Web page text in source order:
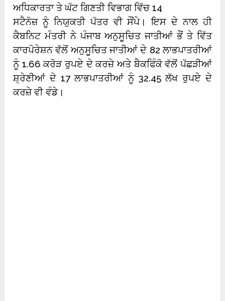
ਅਧਿਕਾਰਤਾ ਤੇ ਘੱਟ ਗਿਣਤੀ ਵਿਭਾਗ ਵਿੱਚ 14
ਸਟੈਨੋਜ਼ ਨੂੰ ਨਿਯੁਕਤੀ ਪੱਤਰ ਵੀ ਸੌਂਪੇ। ਇਸ ਦੇ ਨਾਲ ਹੀ
ਕੈਬਨਿਟ ਮੰਤਰੀ ਨੇ ਪੰਜਾਬ ਅਨੁਸੂਚਿਤ ਜਾਤੀਆਂ ਭੌਂ ਤੇ ਵਿੱਤ
ਕਾਰਪੋਰੇਸ਼ਨ ਵੱਲੋਂ ਅਨੁਸੂਚਿਤ ਜਾਤੀਆਂ ਦੇ 82 ਲਾਭਪਾਤਰੀਆਂ
ਨੂੰ 1.66 ਕਰੋੜ ਰੁਪਏ ਦੇ ਕਰਜ਼ੇ ਅਤੇ ਬੈਕਫਿੰਕੋ ਵੱਲੋਂ ਪੱਛੜੀਆਂ
ਸ਼੍ਰੇਣੀਆਂ ਦੇ 17 ਲਾਭਪਾਤਰੀਆਂ ਨੂੰ 32.45 ਲੱਖ ਰੁਪਏ ਦੇ
ਕਰਜ਼ੇ ਵੀ ਵੰਡੇ।